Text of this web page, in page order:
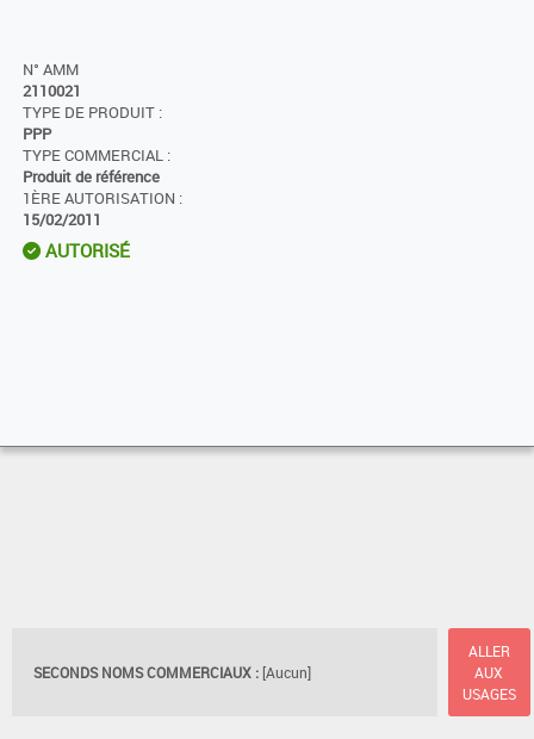
N° AMM
2110021
TYPE DE PRODUIT :
PPP
TYPE COMMERCIAL :
Produit de référence
1ÈRE AUTORISATION :
15/02/2011
AUTORISÉ
SECONDS NOMS COMMERCIAUX : [Aucun]
ALLER
AUX
USAGES